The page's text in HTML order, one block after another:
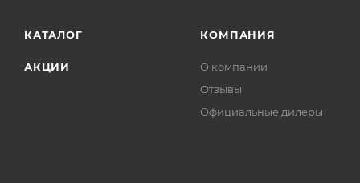
КАТАЛОГ
АКЦИИ
КОМПАНИЯ
О компании
Отзывы
Официальные дилеры